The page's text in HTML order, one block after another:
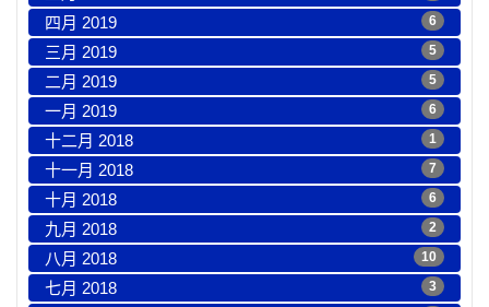
四月 2019 6
三月 2019 5
二月 2019 5
一月 2019 6
十二月 2018 1
十一月 2018 7
十月 2018 6
九月 2018 2
八月 2018 10
七月 2018 3